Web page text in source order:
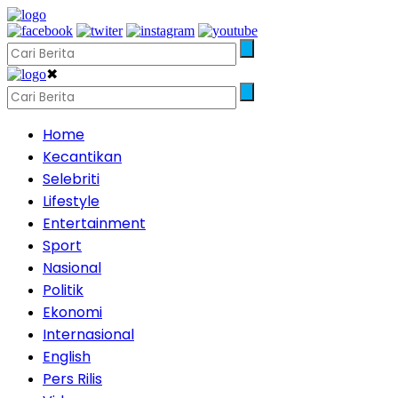
✖
Home
Kecantikan
Selebriti
Lifestyle
Entertainment
Sport
Nasional
Politik
Ekonomi
Internasional
English
Pers Rilis